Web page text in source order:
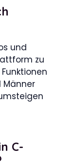
und
zu
Männer
C-